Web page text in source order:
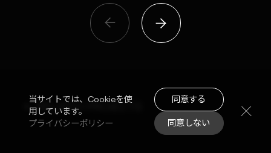
当サイトでは、Cookieを使
用しています。
プライバシーポリシー
同意する
同意しない
RELATED PROJECTS